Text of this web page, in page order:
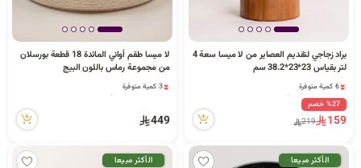
براد زجاجي لتقديم العصاير من لا ميسا سعة 4
لتر بقياس 23*23*38.2 سم
6 كمية متوفرة
18 مشاهدة مؤخراً
%27 خصم
159
219
لا ميسا طقم أواني المائدة 18 قطعة بورسلان
من مجموعة رماس باللون البيج
3 كمية متوفرة
89 مشاهدة مؤخراً
449
الأكثر مبيعا الأكثر مبيعا